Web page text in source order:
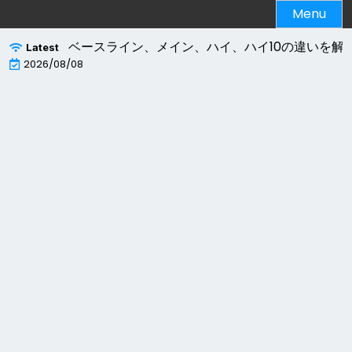
to
content
Menu
Latest
とは？ベースライン、メイン、ハイ、ハイ10の違いを解
2026/08/08